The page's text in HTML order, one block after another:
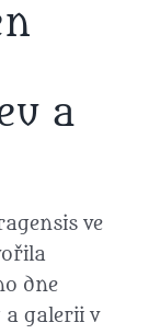
a
ve
dne
a galerii v